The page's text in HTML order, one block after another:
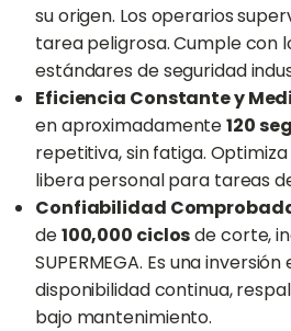
su origen. Los operarios
tarea peligrosa. Cumple con
estándares de seguridad
Eficiencia Constante y
en aproximadamente120
repetitiva, sin fatiga.
libera personal para tareas
Confiabilidad
de100,000 ciclosde corte,
SUPERMEGA. Es una
disponibilidad continua,
bajo mantenimiento.